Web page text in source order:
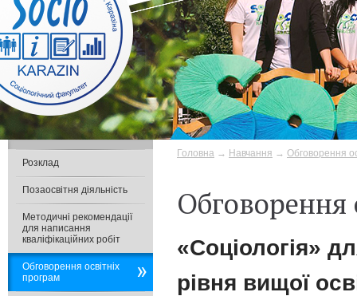
Головна → Навчання → Обговорення
Обговорення
«Cоціологія»
рівня вищої
Розклад
Позаосвітня діяльність
Методичні рекомендації
для написання
кваліфікаційних робіт
Обговорення освітніх
програм